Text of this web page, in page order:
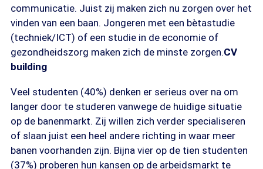
communicatie. Juist zij maken zich nu zorgen over het
vinden van een baan. Jongeren met een bètastudie
(techniek/ICT) of een studie in de economie of
gezondheidszorg maken zich de minste zorgen.CV
building
Veel studenten (40%) denken er serieus over na om
langer door te studeren vanwege de huidige situatie
op de banenmarkt. Zij willen zich verder specialiseren
of slaan juist een heel andere richting in waar meer
banen voorhanden zijn. Bijna vier op de tien studenten
(37%) proberen hun kansen op de arbeidsmarkt te